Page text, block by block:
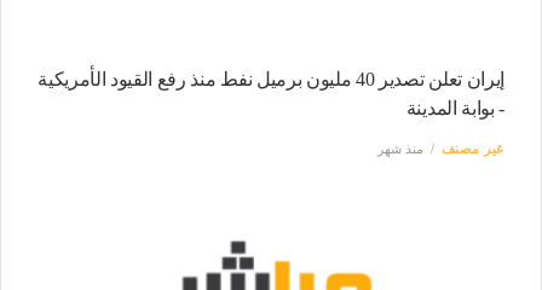
إيران تعلن تصدير 40 مليون برميل نفط منذ رفع القيود الأمريكية
- بوابة المدينة
غير مصنف منذ شهر